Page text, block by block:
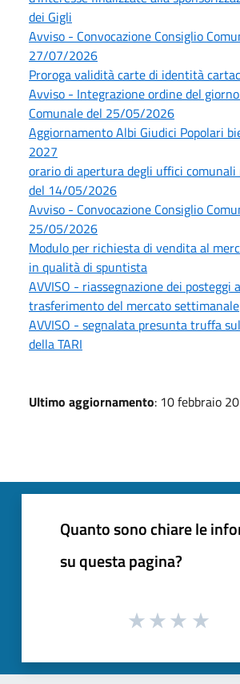
dei Gigli
Avviso - Convocazione Consiglio
27/07/2026
Proroga validità carte di identità
Avviso - Integrazione ordine del
Comunale del 25/05/2026
Aggiornamento Albi Giudici Popolari
2027
orario di apertura degli uffici
del 14/05/2026
Avviso - Convocazione Consiglio
25/05/2026
Modulo per richiesta di vendita al
in qualità di spuntista
AVVISO - riassegnazione dei posteggi
trasferimento del mercato settimanale
AVVISO - segnalata presunta truffa
della TARI
Ultimo aggiornamento: 10 febbraio
Quanto sono chiare le
su questa pagina?